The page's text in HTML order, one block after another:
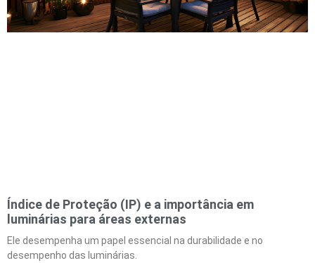
Índice de Proteção (IP) e a importância em
luminárias para áreas externas
Ele desempenha um papel essencial na durabilidade e no
desempenho das luminárias.